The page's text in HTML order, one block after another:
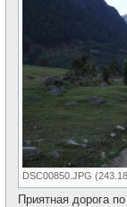
DSC00850.JPG
Приятная дорога